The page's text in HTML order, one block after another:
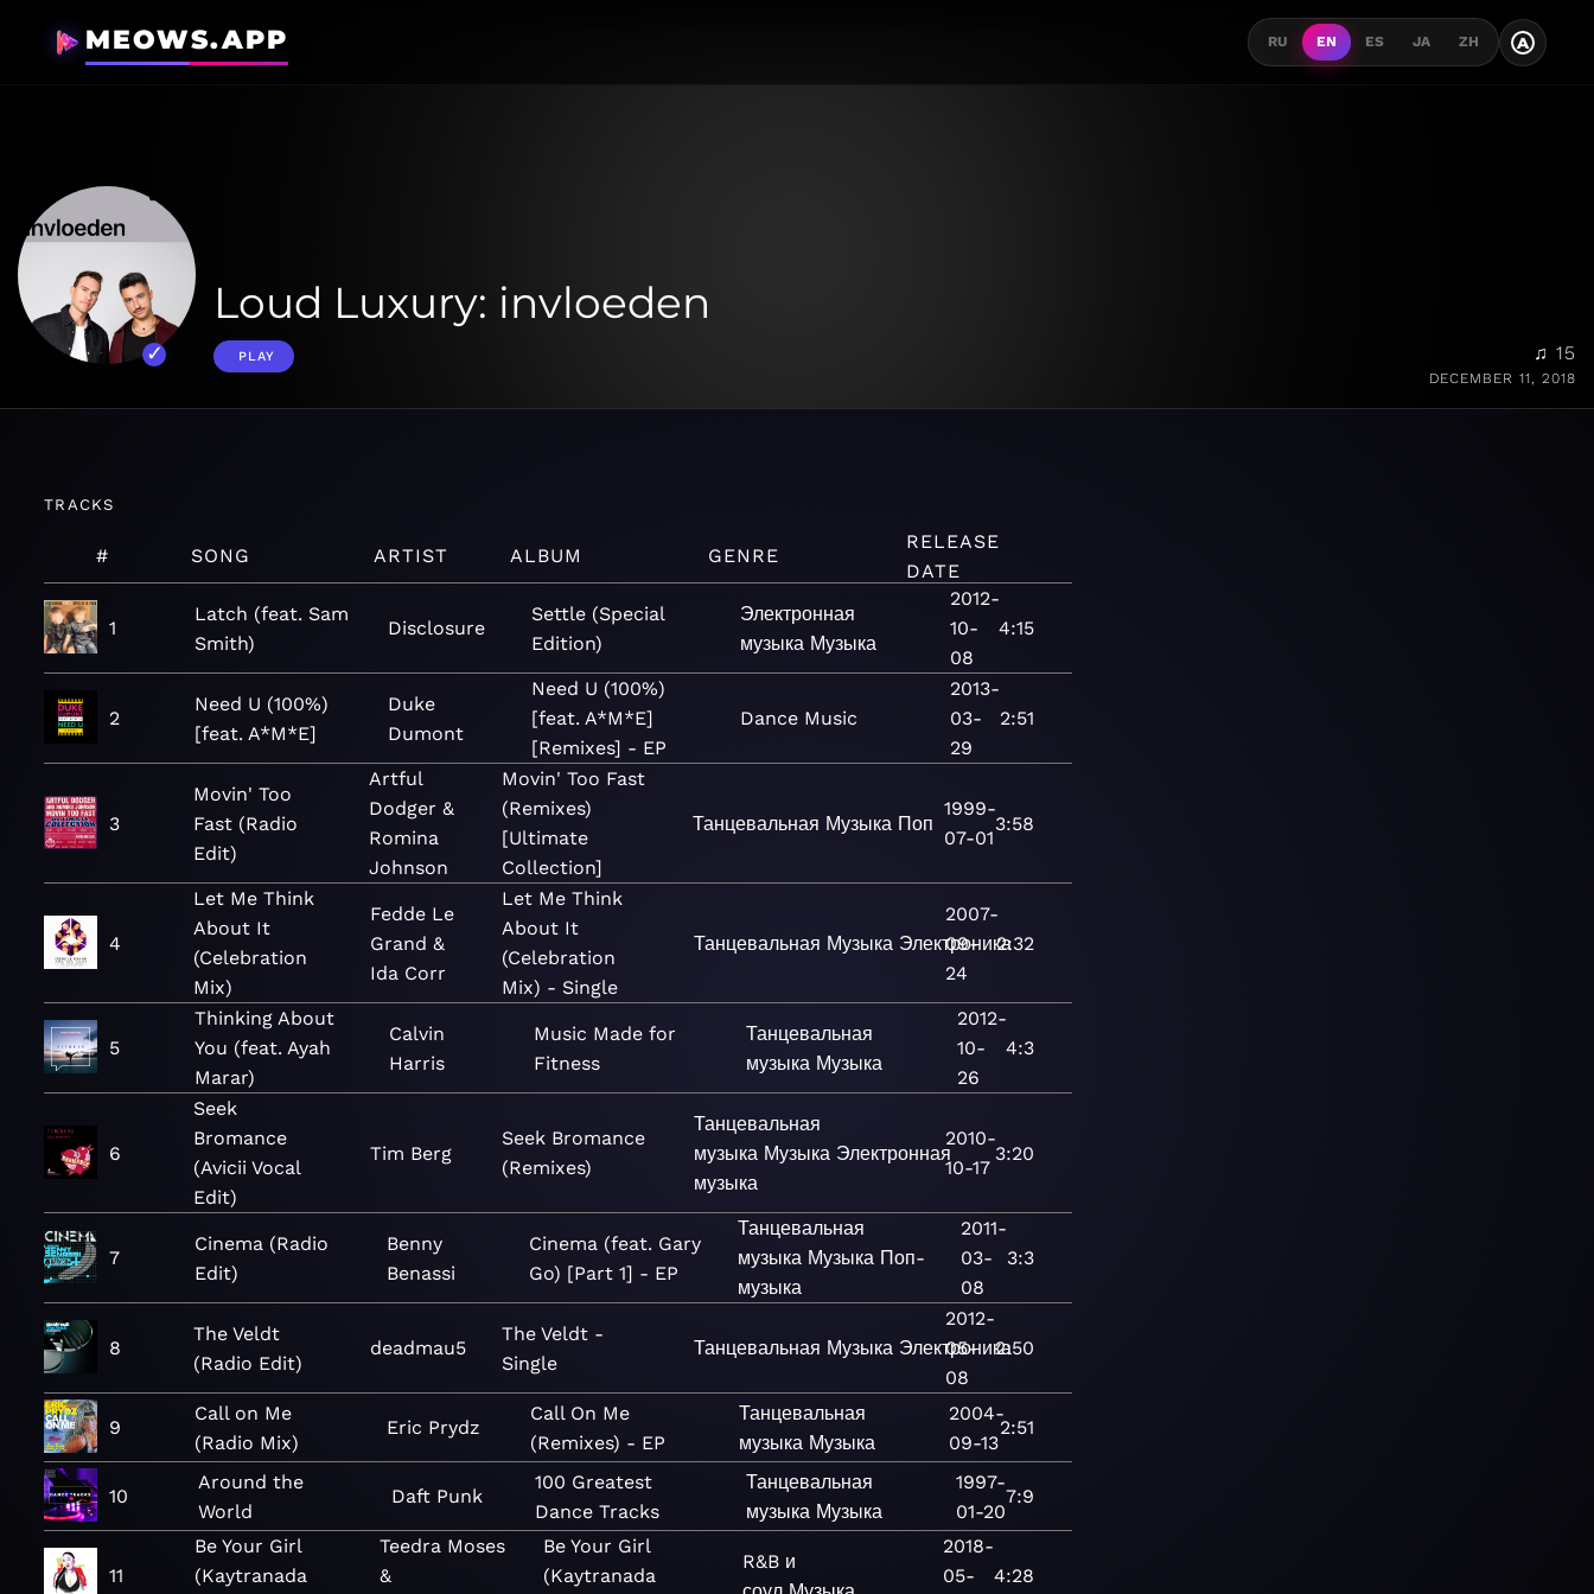
MEOWS.APP RU EN ES JA ZH A
Loud Luxury: invloeden
PLAY ♫ 15
DECEMBER 11, 2018
TRACKS
# SONG ARTIST ALBUM GENRE
RELEASE
DATE
1
Latch (feat. Sam
Smith)
Disclosure
Settle (Special
Edition)
Электронная
музыка Музыка
2012-
10-
08
4:15
2
Need U (100%)
[feat. A*M*E]
Duke
Dumont
Need U (100%)
[feat. A*M*E]
[Remixes] - EP
Dance Music
2013-
03-
29
2:51
3
Movin' Too
Fast (Radio
Edit)
Artful
Dodger &
Romina
Johnson
Movin' Too Fast
(Remixes)
[Ultimate
Collection]
Танцевальная Музыка Поп
1999-
07-01
3:58
4
Let Me Think
About It
(Celebration
Mix)
Fedde Le
Grand &
Ida Corr
Let Me Think
About It
(Celebration
Mix) - Single
Танцевальная Музыка Электроника
2007-
09-
24
2:32
5
Thinking About
You (feat. Ayah
Marar)
Calvin
Harris
Music Made for
Fitness
Танцевальная
музыка Музыка
2012-
10-
26
4:3
6
Seek
Bromance
(Avicii Vocal
Edit)
Tim Berg
Seek Bromance
(Remixes)
Танцевальная
музыка Музыка Электронная
музыка
2010-
10-17
3:20
7
Cinema (Radio
Edit)
Benny
Benassi
Cinema (feat. Gary
Go) [Part 1] - EP
Танцевальная
музыка Музыка Поп-
музыка
2011-
03-
08
3:3
8
The Veldt
(Radio Edit)
deadmau5
The Veldt -
Single
Танцевальная Музыка Электроника
2012-
05-
08
2:50
9
Call on Me
(Radio Mix)
Eric Prydz
Call On Me
(Remixes) - EP
Танцевальная
музыка Музыка
2004-
09-13
2:51
10
Around the
World
Daft Punk
100 Greatest
Dance Tracks
Танцевальная
музыка Музыка
1997-
01-20
7:9
11
Be Your Girl
(Kaytranada
Teedra Moses
&
Be Your Girl
(Kaytranada
R&B и
2018-
05-
4:28